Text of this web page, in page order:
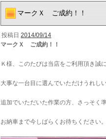
マークＸ ご成約！！
投稿日 2014/09/14
マークＸ ご成約！！
Ｋ様、このたびは当店をご利用頂き誠
大事な一台目に選んでいただけうれし
追加でいただいた作業の方、さっそく
お納車まで今しばらくお待ちください